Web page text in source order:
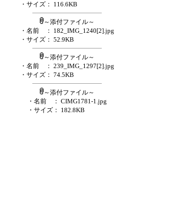
・サイズ ： 116.6KB
～添付ファイル～
・名前
： 182_IMG_1240[2].jpg
・サイズ ： 52.9KB
～添付ファイル～
・名前
： 239_IMG_1297[2].jpg
・サイズ ： 74.5KB
～添付ファイル～
・名前
： CIMG1781-1.jpg
・サイズ ： 182.8KB